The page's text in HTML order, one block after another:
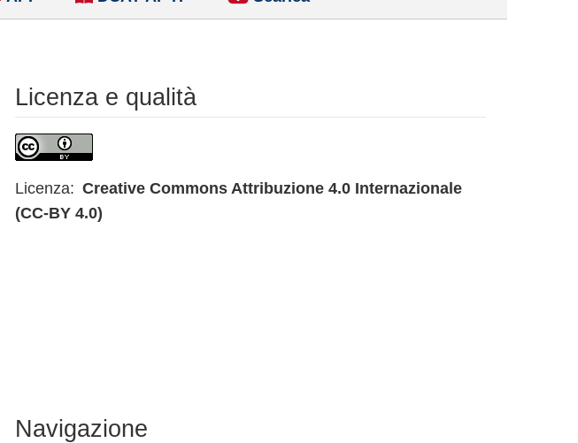
Licenza e qualità
Licenza: Creative Commons Attribuzione 4.0 Internazionale
(CC-BY 4.0)
Navigazione